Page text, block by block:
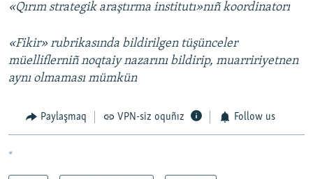
«Qırım strategik araştırma institutı»nıñ koordinatorı
«Fikir» rubrikasında bildirilgen tüşünceler
müelliflerniñ noqtaiy nazarını bildirip, muarririyetnen
aynı olmaması mümkün​
Paylaşmaq VPN-siz oquñız Follow us
*